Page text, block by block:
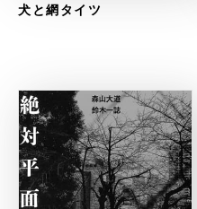
犬と網タイツ